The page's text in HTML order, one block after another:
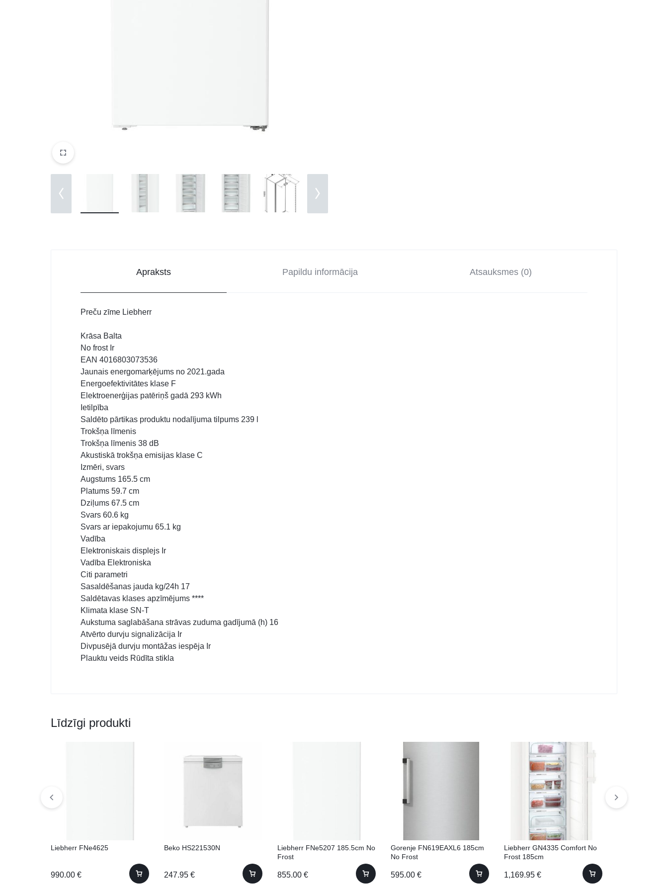
Apraksts Papildu informācija Atsauksmes (0)
Preču zīme Liebherr
Krāsa Balta
No frost Ir
EAN 4016803073536
Jaunais energomarķējums no 2021.gada
Energoefektivitātes klase F
Elektroenerģijas patēriņš gadā 293 kWh
Ietilpība
Saldēto pārtikas produktu nodalījuma tilpums 239 l
Trokšņa līmenis
Trokšņa līmenis 38 dB
Akustiskā trokšņa emisijas klase C
Izmēri, svars
Augstums 165.5 cm
Platums 59.7 cm
Dziļums 67.5 cm
Svars 60.6 kg
Svars ar iepakojumu 65.1 kg
Vadība
Elektroniskais displejs Ir
Vadība Elektroniska
Citi parametri
Sasaldēšanas jauda kg/24h 17
Saldētavas klases apzīmējums ****
Klimata klase SN-T
Aukstuma saglabāšana strāvas zuduma gadījumā (h) 16
Atvērto durvju signalizācija Ir
Divpusējā durvju montāžas iespēja Ir
Plauktu veids Rūdīta stikla
Līdzīgi produkti
Liebherr FNe4625
990.00 €
Beko HS221530N
247.95 €
Liebherr FNe5207 185.5cm No
Frost
855.00 €
Gorenje FN619EAXL6 185cm
No Frost
595.00 €
Liebherr GN4335 Comfort No
Frost 185cm
1,169.95 €